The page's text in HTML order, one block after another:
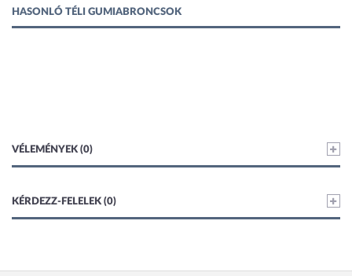
HASONLÓ TÉLI GUMIABRONCSOK
VÉLEMÉNYEK (0)
KÉRDEZZ-FELELEK (0)